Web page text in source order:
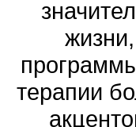
терапии